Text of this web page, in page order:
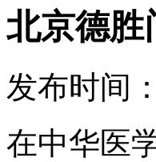
北京德胜
发布时间
在中华医